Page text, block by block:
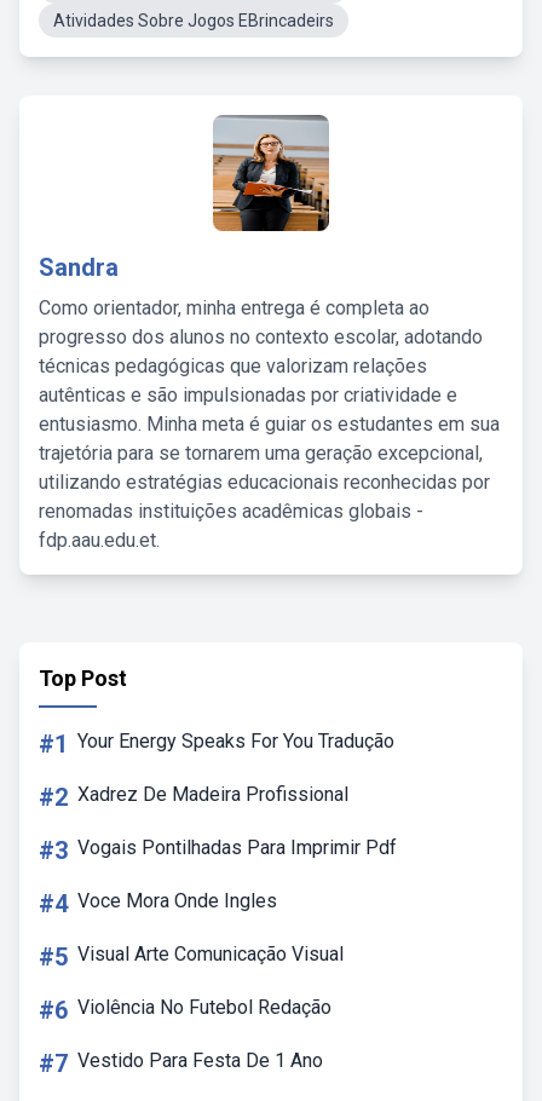
Atividades Sobre Jogos EBrincadeirs
Sandra
Como orientador, minha entrega é completa ao
progresso dos alunos no contexto escolar, adotando
técnicas pedagógicas que valorizam relações
autênticas e são impulsionadas por criatividade e
entusiasmo. Minha meta é guiar os estudantes em sua
trajetória para se tornarem uma geração excepcional,
utilizando estratégias educacionais reconhecidas por
renomadas instituições acadêmicas globais -
fdp.aau.edu.et.
Top Post
#1 Your Energy Speaks For You Tradução
#2 Xadrez De Madeira Profissional
#3 Vogais Pontilhadas Para Imprimir Pdf
#4 Voce Mora Onde Ingles
#5 Visual Arte Comunicação Visual
#6 Violência No Futebol Redação
#7 Vestido Para Festa De 1 Ano